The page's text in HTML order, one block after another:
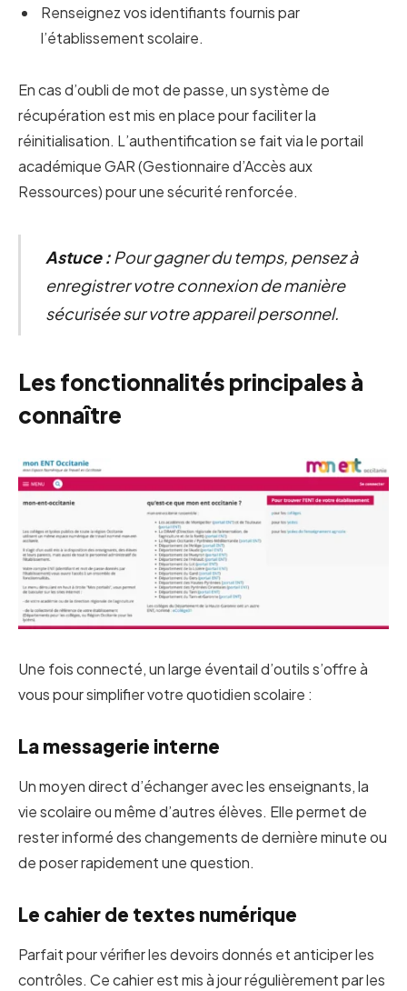
Renseignez vos identifiants fournis par
l’établissement scolaire.
En cas d’oubli de mot de passe, un système de
récupération est mis en place pour faciliter la
réinitialisation. L’authentification se fait via le portail
académique GAR (Gestionnaire d’Accès aux
Ressources) pour une sécurité renforcée.
Astuce :Pour gagner du temps, pensez à
enregistrer votre connexion de manière
sécurisée sur votre appareil personnel.
Les fonctionnalités principales à
connaître
Une fois connecté, un large éventail d’outils s’offre à
vous pour simplifier votre quotidien scolaire :
La messagerie interne
Un moyen direct d’échanger avec les enseignants, la
vie scolaire ou même d’autres élèves. Elle permet de
rester informé des changements de dernière minute ou
de poser rapidement une question.
Le cahier de textes numérique
Parfait pour vérifier les devoirs donnés et anticiper les
contrôles. Ce cahier est mis à jour régulièrement par les